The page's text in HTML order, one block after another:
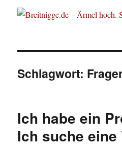
Schlagwort:
Ich habe ein
Ich suche